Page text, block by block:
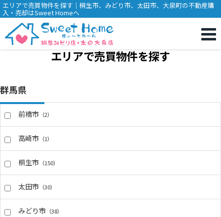
エリアで売買物件を探す｜桐生市、みどり市、太田市、大泉町の不動産購
入・売却はSweet Homeへ
エリアで売買物件を探す
群馬県
前橋市 （2）
高崎市 （1）
桐生市 （150）
太田市 （30）
みどり市 （38）